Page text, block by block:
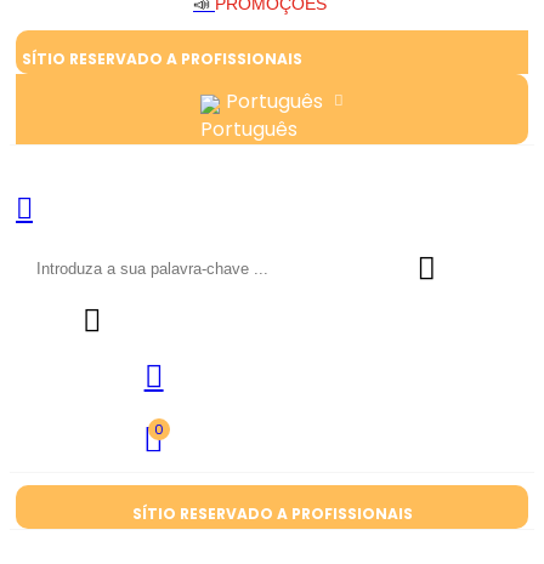
SÍTIO RESERVADO A PROFISSIONAIS
Português
0
SÍTIO RESERVADO A PROFISSIONAIS